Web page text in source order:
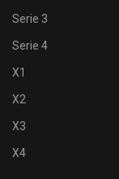
Serie 3
Serie 4
X1
X2
X3
X4